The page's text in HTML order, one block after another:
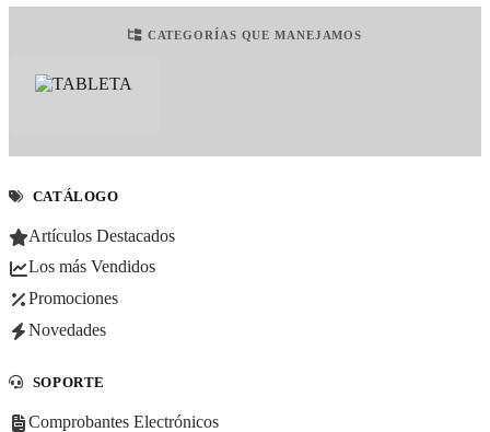
CATEGORÍAS QUE MANEJAMOS
CATÁLOGO
Artículos Destacados
Los más Vendidos
Promociones
Novedades
SOPORTE
Comprobantes Electrónicos